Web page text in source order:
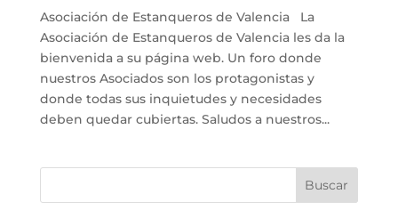
Asociación de Estanqueros de Valencia La
Asociación de Estanqueros de Valencia les da la
bienvenida a su página web. Un foro donde
nuestros Asociados son los protagonistas y
donde todas sus inquietudes y necesidades
deben quedar cubiertas. Saludos a nuestros...